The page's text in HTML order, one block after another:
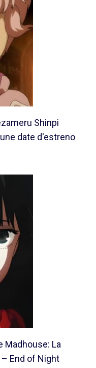
Shinpi
date d'estreno
Madhouse: La
End of Night